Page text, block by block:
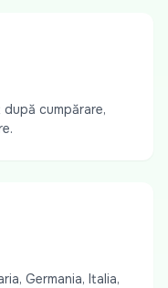
cumpărare,
Germania, Italia,